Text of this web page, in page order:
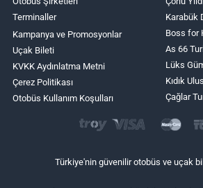
Terminaller
Kampanya ve Promosyonlar
Uçak Bileti
KVKK Aydınlatma Metni
Çerez Politikası
Otobüs Kullanım Koşulları
Karabük
Boss for
As 66
Lüks
Kıdık
Çağlar
Türkiye'nin güvenilir otobüs ve uçak